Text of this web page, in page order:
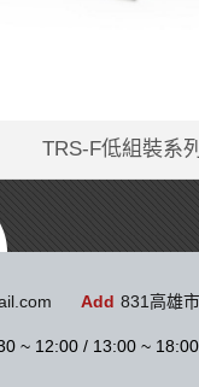
TRS-F低組裝系列
Add 831高雄
~ 12:00 / 13:00 ~ 18:00